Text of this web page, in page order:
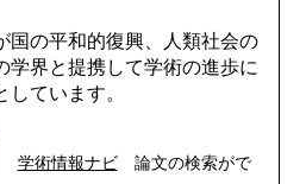
国の平和的復興、人類社会の
学界と提携して学術の進歩に
ています。
学術情報ナビ論文の検索がで